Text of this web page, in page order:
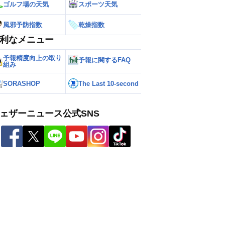
ゴルフ場の天気 スポーツ天気
風邪予防指数 乾燥指数
なメニュー
予報精度向上の取り
組み
予報に関するFAQ
SORASHOP The Last 10-second
ザーニュース公式SNS